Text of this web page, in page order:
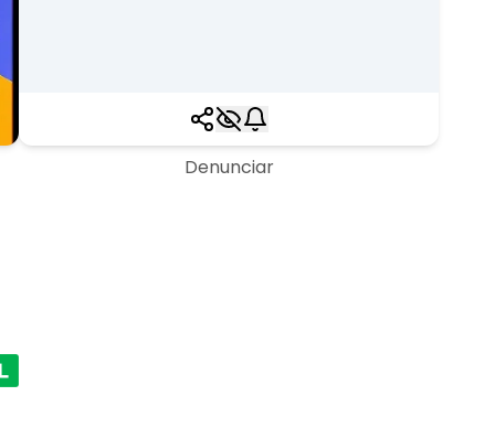
Denunciar